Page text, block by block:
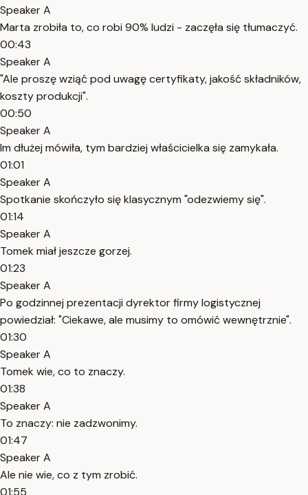
Speaker A
Marta zrobiła to, co robi 90% ludzi - zaczęła się tłumaczyć.
00:43
Speaker A
"Ale proszę wziąć pod uwagę certyfikaty, jakość składników,
koszty produkcji".
00:50
Speaker A
Im dłużej mówiła, tym bardziej właścicielka się zamykała.
01:01
Speaker A
Spotkanie skończyło się klasycznym "odezwiemy się".
01:14
Speaker A
Tomek miał jeszcze gorzej.
01:23
Speaker A
Po godzinnej prezentacji dyrektor firmy logistycznej
powiedział: "Ciekawe, ale musimy to omówić wewnętrznie".
01:30
Speaker A
Tomek wie, co to znaczy.
01:38
Speaker A
To znaczy: nie zadzwonimy.
01:47
Speaker A
Ale nie wie, co z tym zrobić.
01:55